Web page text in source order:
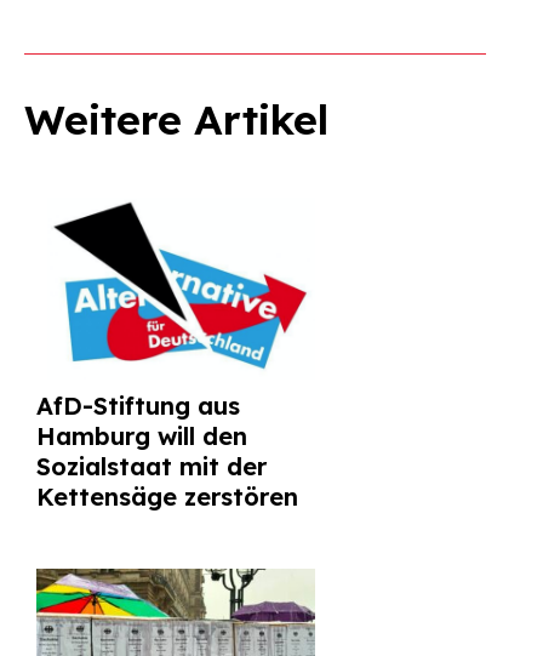
Weitere Artikel
AfD-Stiftung aus
Hamburg will den
Sozialstaat mit der
Kettensäge zerstören